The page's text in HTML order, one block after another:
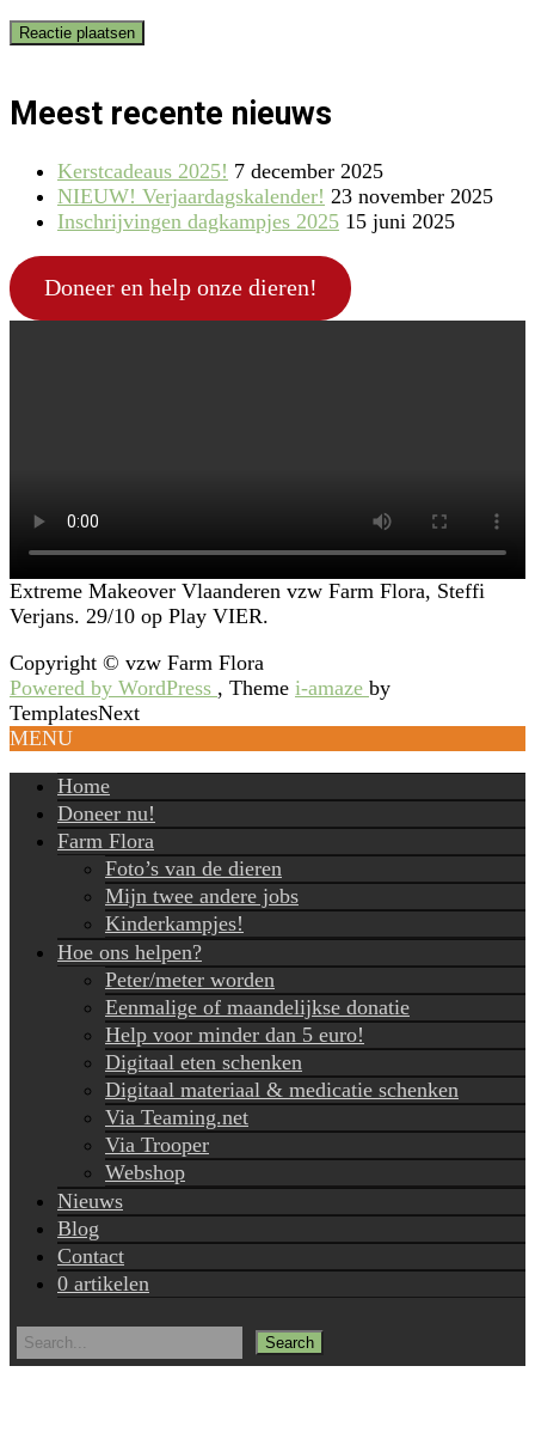
Meest recente nieuws
Kerstcadeaus 2025! 7 december 2025
NIEUW! Verjaardagskalender! 23 november 2025
Inschrijvingen dagkampjes 2025 15 juni 2025
Doneer en help onze dieren!
Extreme Makeover Vlaanderen vzw Farm Flora, Steffi
Verjans. 29/10 op Play VIER.
Copyright © vzw Farm Flora
Powered by WordPress , Theme i-amaze by
TemplatesNext
MENU
Home
Doneer nu!
Farm Flora
Foto’s van de dieren
Mijn twee andere jobs
Kinderkampjes!
Hoe ons helpen?
Peter/meter worden
Eenmalige of maandelijkse donatie
Help voor minder dan 5 euro!
Digitaal eten schenken
Digitaal materiaal & medicatie schenken
Via Teaming.net
Via Trooper
Webshop
Nieuws
Blog
Contact
0 artikelen
Search
for: